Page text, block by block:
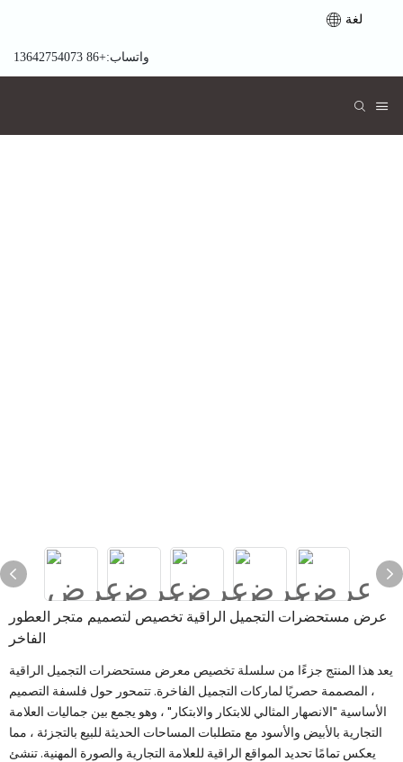
لغة
واتساب:+86 13642754073
عرض مستحضرات التجميل الراقية تخصيص لتصميم متجر العطور
الفاخر
يعد هذا المنتج جزءًا من سلسلة تخصيص معرض مستحضرات التجميل الراقية
، المصممة حصريًا لماركات التجميل الفاخرة. تتمحور حول فلسفة التصميم
الأساسية "الانصهار المثالي للابتكار والابتكار" ، وهو يجمع بين جماليات العلامة
التجارية بالأبيض والأسود مع متطلبات المساحات الحديثة للبيع بالتجزئة ، مما
يعكس تمامًا تحديد المواقع الراقية للعلامة التجارية والصورة المهنية. تنشئ